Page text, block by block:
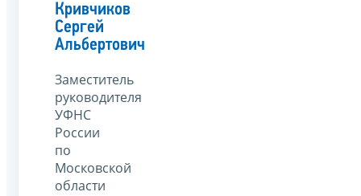
Кривчиков
Сергей
Альбертович
Заместитель
руководителя
УФНС
России
по
Московской
области